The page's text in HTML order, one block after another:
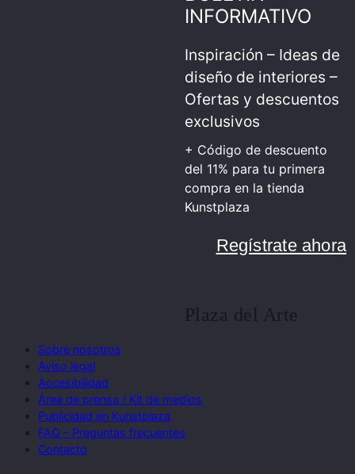
INFORMATIVO
Inspiración – Ideas de
diseño de interiores –
Ofertas y descuentos
exclusivos
+ Código de descuento
del 11% para tu primera
compra en la tienda
Kunstplaza
Regístrate ahora
Plaza del Arte
Sobre nosotros
Aviso legal
Accesibilidad
Área de prensa / Kit de medios
Publicidad en Kunstplaza
FAQ – Preguntas frecuentes
Contacto